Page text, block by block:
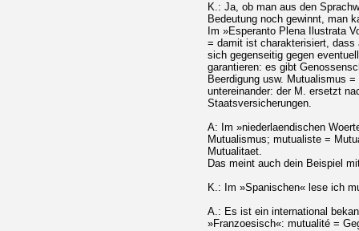
K.: Ja, ob man aus den
Bedeutung noch gewinnt, man
Im »Esperanto Plena Ilustrata
= damit ist charakterisiert, dass
sich gegenseitig gegen
garantieren: es gibt
Beerdigung usw. Mutualismus
untereinander: der M. ersetzt
Staatsversicherungen.
A: Im »niederlaendischen
Mutualismus; mutualiste =
Mutualitaet.
Das meint auch dein Beispiel
K.: Im »Spanischen« lese ich
A.: Es ist ein international
»Franzoesisch«: mutualité =